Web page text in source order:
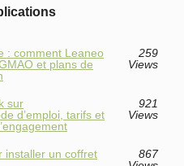
: comment Leaneo
et plans de
259
Views
sur
d’emploi, tarifs et
921
Views
installer un coffret
867